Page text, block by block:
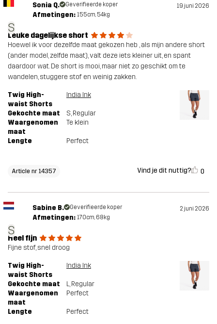
S
Sonia Q. Geverifieerde koper 19 juni 2026
Afmetingen: 155cm, 54kg
Leuke dagelijkse short
Hoewel ik voor dezelfde maat gekozen heb , als mijn andere short
(ander model, zelfde maat), valt deze iets kleiner uit, en spant
daardoor wat. De short is mooi, maar niet zo geschikt om te
wandelen, stuggere stof en weinig zakken.
Twig High-
waist Shorts
India Ink
Gekochte maat S, Regular
Waargenomen
maat
Te klein
Lengte Perfect
Article nr 14357 Vind je dit nuttig? 0
S
Sabine B. Geverifieerde koper 2 juni 2026
Afmetingen: 170cm, 68kg
Heel fijn
Fijne stof, snel droog
Twig High-
waist Shorts
India Ink
Gekochte maat L, Regular
Waargenomen
maat
Perfect
Lengte Perfect